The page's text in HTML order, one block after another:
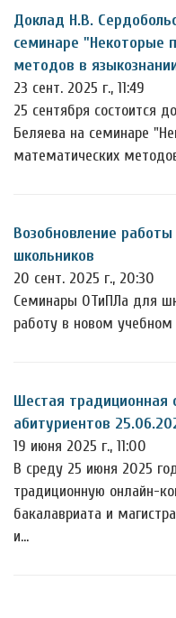
Доклад Н.В.
семинаре "Некоторые
методов в
23 сент. 2025 г., 11:49
25 сентября состоится
Беляева на семинаре
математических
Возобновление
школьников
20 сент. 2025 г., 20:30
Семинары ОТиПЛа для
работу в новом учебном
Шестая традиционная
абитуриентов
19 июня 2025 г., 11:00
В среду 25 июня 2025
традиционную онлайн-
бакалавриата и
и…